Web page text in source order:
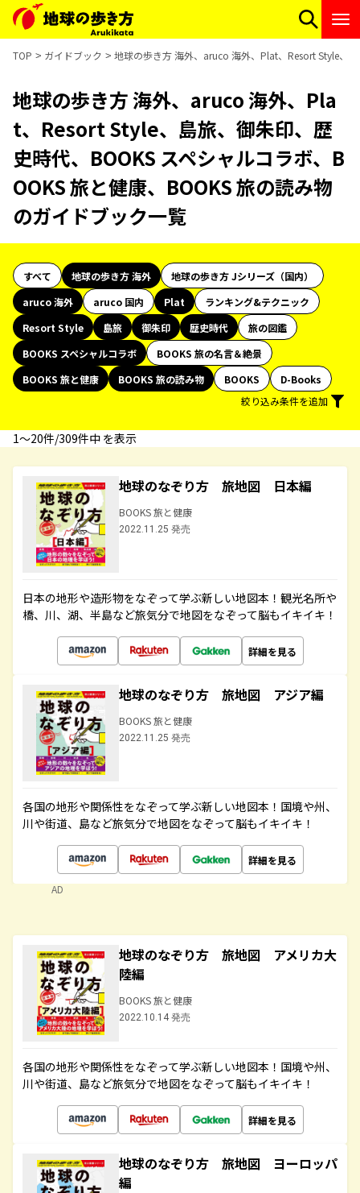
TOP ガイドブック 地球の歩き方 海外、aruco 海外、Plat、Resort Style、
地球の歩き方 海外、aruco 海外、Pla
t、Resort Style、島旅、御朱印、歴
史時代、BOOKS スペシャルコラボ、B
OOKS 旅と健康、BOOKS 旅の読み物
のガイドブック一覧
すべて 地球の歩き方 海外
地球の歩き方 Jシリーズ（国内）
aruco 海外
aruco 国内 Plat
ランキング&テクニック
Resort Style
島旅 御朱印 歴史時代
旅の図鑑
BOOKS スペシャルコラボ
BOOKS 旅の名言＆絶景
BOOKS 旅と健康
BOOKS 旅の読み物 BOOKS
D-Books
絞り込み条件を追加
1〜20件/309件中 を表示
地球のなぞり方 旅地図 日本編
BOOKS 旅と健康
2022.11.25 発売
日本の地形や造形物をなぞって学ぶ新しい地図本！観光名所や
橋、川、湖、半島など旅気分で地図をなぞって脳もイキイキ！
詳細を見る
地球のなぞり方 旅地図 アジア編
BOOKS 旅と健康
2022.11.25 発売
各国の地形や関係性をなぞって学ぶ新しい地図本！国境や州、
川や街道、島など旅気分で地図をなぞって脳もイキイキ！
詳細を見る
AD
地球のなぞり方 旅地図 アメリカ大
陸編
BOOKS 旅と健康
2022.10.14 発売
各国の地形や関係性をなぞって学ぶ新しい地図本！国境や州、
川や街道、島など旅気分で地図をなぞって脳もイキイキ！
詳細を見る
地球のなぞり方 旅地図 ヨーロッパ
編